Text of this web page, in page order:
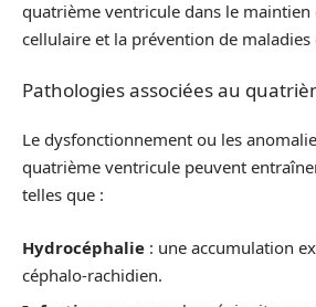
quatrième ventricule dans le maintien
cellulaire et la prévention de maladies
Pathologies associées au
Le dysfonctionnement ou les
quatrième ventricule peuvent
telles que :
Hydrocéphalie : une accumulation
céphalo-rachidien.